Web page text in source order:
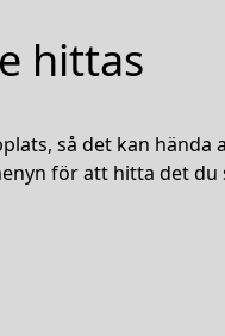
hittas
så det kan
för att hitta det du